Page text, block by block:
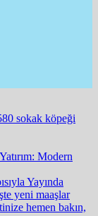
sokak köpeği
Modern
Yayında
yeni maaşlar
hemen bakın,